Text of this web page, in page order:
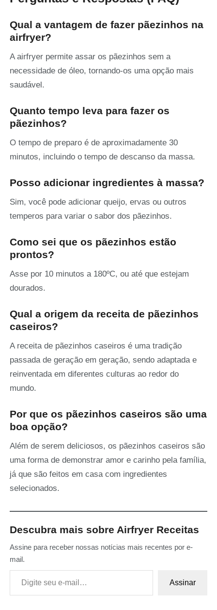
Qual a vantagem de fazer pãezinhos na
airfryer?
A airfryer permite assar os pãezinhos sem a
necessidade de óleo, tornando-os uma opção mais
saudável.
Quanto tempo leva para fazer os
pãezinhos?
O tempo de preparo é de aproximadamente 30
minutos, incluindo o tempo de descanso da massa.
Posso adicionar ingredientes à massa?
Sim, você pode adicionar queijo, ervas ou outros
temperos para variar o sabor dos pãezinhos.
Como sei que os pãezinhos estão
prontos?
Asse por 10 minutos a 180ºC, ou até que estejam
dourados.
Qual a origem da receita de pãezinhos
caseiros?
A receita de pãezinhos caseiros é uma tradição
passada de geração em geração, sendo adaptada e
reinventada em diferentes culturas ao redor do
mundo.
Por que os pãezinhos caseiros são uma
boa opção?
Além de serem deliciosos, os pãezinhos caseiros são
uma forma de demonstrar amor e carinho pela família,
já que são feitos em casa com ingredientes
selecionados.
Descubra mais sobre Airfryer Receitas
Assine para receber nossas notícias mais recentes por e-
mail.
Digite seu e-mail…
Assinar